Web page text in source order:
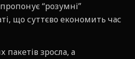
“розумні”
що суттєво економить час
пакетів зросла, а